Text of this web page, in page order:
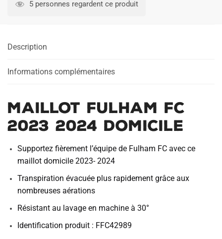
Domicile
5 personnes regardent ce produit
Description
Informations complémentaires
Maillot Fulham FC
2023 2024 Domicile
Supportez fièrement l’équipe de Fulham FC avec ce
maillot domicile 2023- 2024
Transpiration évacuée plus rapidement grâce aux
nombreuses aérations
Résistant au lavage en machine à 30°
Identification produit : FFC42989